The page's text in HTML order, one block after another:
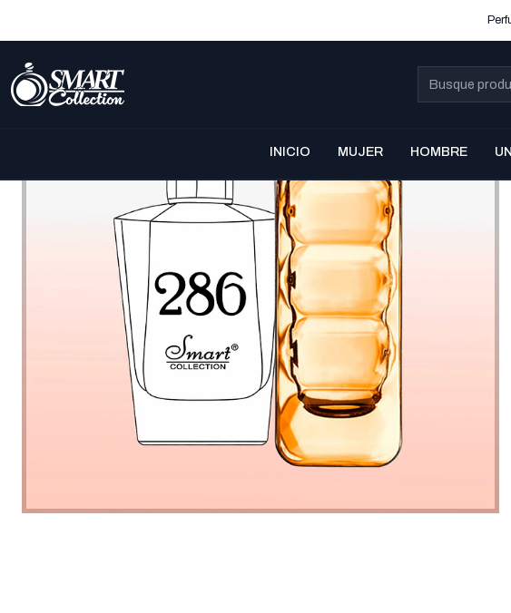
INICIO MUJER HOMBRE